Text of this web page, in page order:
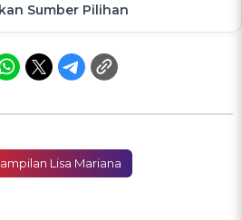
Sumber Pilihan
Lisa Mariana